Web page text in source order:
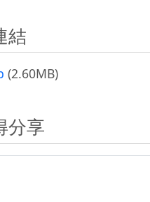
結
(2.60MB)
分享